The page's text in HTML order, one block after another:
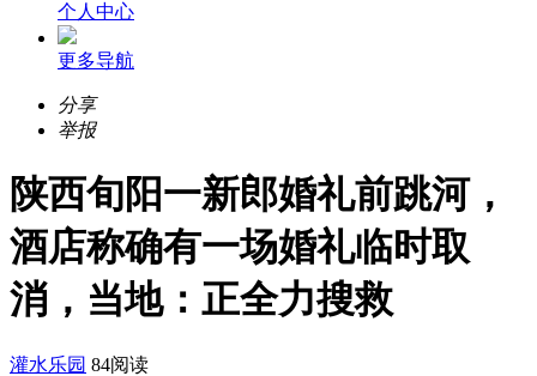
个人中心
更多导航
分享
举报
陕西旬阳一新郎婚礼前跳河，
酒店称确有一场婚礼临时取
消，当地：正全力搜救
灌水乐园 84阅读